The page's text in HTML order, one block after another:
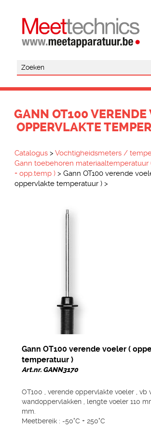
GANN OT100 VERENDE
OPPERVLAKTE
Catalogus > Vochtigheidsmeters /
Gann toebehoren materiaaltemperatuur
+ opp.temp ) > Gann OT100 verende
oppervlakte temperatuur ) >
Gann OT100 verende voeler (
temperatuur )
Art.nr. GANN3170
OT100 , verende oppervlakte voeler , vb
wandoppervlakken , lengte voeler 110
mm.
Meetbereik : -50°C + 250°C